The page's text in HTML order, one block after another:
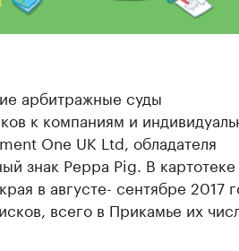
арбитражные суды
к компаниям и
One UK Ltd, обладателя
знак Peppa Pig. В
в августе- сентябре 2017
всего в Прикамье их